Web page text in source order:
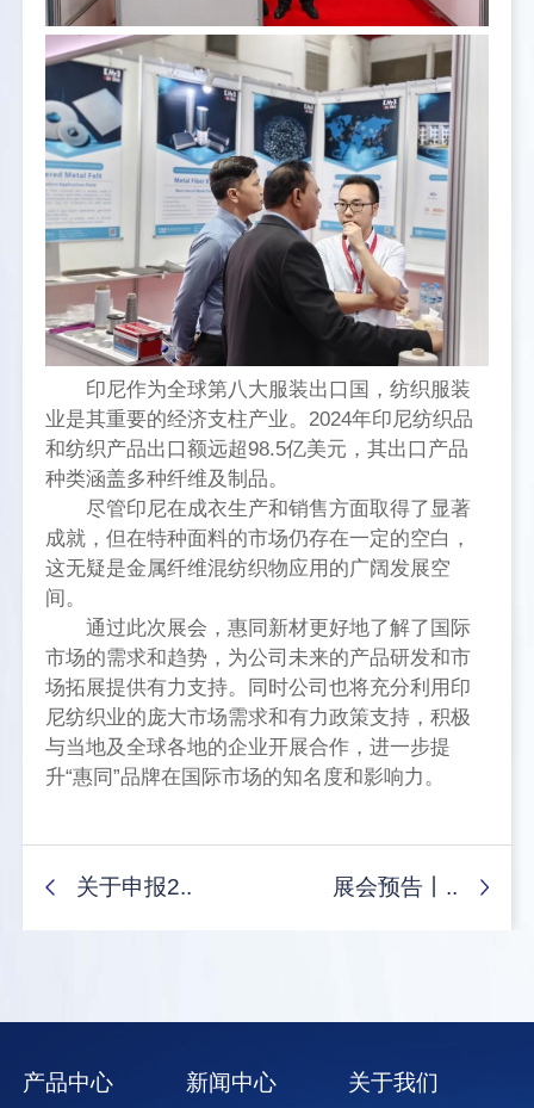
印尼作为全球第八大服装出口国，纺织服装
业是其重要的经济支柱产业。2024年印尼纺织品
和纺织产品出口额远超98.5亿美元，其出口产品
种类涵盖多种纤维及制品。
尽管印尼在成衣生产和销售方面取得了显著
成就，但在特种面料的市场仍存在一定的空白，
这无疑是金属纤维混纺织物应用的广阔发展空
间。
通过此次展会，惠同新材更好地了解了国际
市场的需求和趋势，为公司未来的产品研发和市
场拓展提供有力支持。同时公司也将充分利用印
尼纺织业的庞大市场需求和有力政策支持，积极
与当地及全球各地的企业开展合作，进一步提
升“惠同”品牌在国际市场的知名度和影响力。
关于申报2.. 展会预告丨..
产品中心 新闻中心 关于我们